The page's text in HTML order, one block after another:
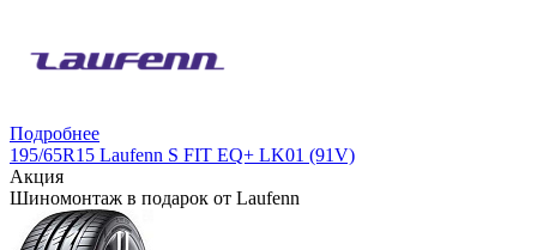
Подробнее
195/65R15 Laufenn S FIT EQ+ LK01 (91V)
Акция
Шиномонтаж в подарок от Laufenn